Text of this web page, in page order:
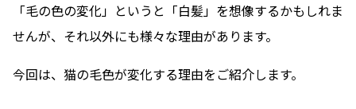
「毛の色の変化」というと「白髪」を想像するかもしれま
せんが、それ以外にも様々な理由があります。
今回は、猫の毛色が変化する理由をご紹介します。